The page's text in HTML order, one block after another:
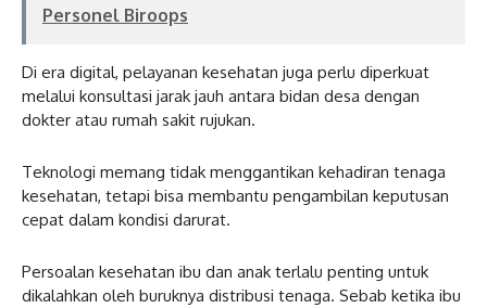
Personel Biroops
Di era digital, pelayanan kesehatan juga perlu diperkuat
melalui konsultasi jarak jauh antara bidan desa dengan
dokter atau rumah sakit rujukan.
Teknologi memang tidak menggantikan kehadiran tenaga
kesehatan, tetapi bisa membantu pengambilan keputusan
cepat dalam kondisi darurat.
Persoalan kesehatan ibu dan anak terlalu penting untuk
dikalahkan oleh buruknya distribusi tenaga. Sebab ketika ibu